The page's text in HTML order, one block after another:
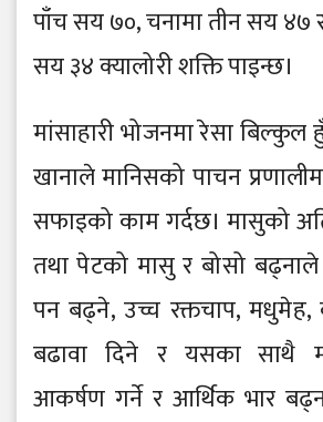
पाँच सय ७०, चनामा तीन सय ४७
सय ३४ क्यालो री शक्ति पाइन्छ।
मांसाहारी भो जनमा रे सा
खानाले मानिसको पाचन
सफाइको काम गर्दछ। मासुको
तथा पे टको मासु र बो सो
पन बढ्ने , उच्च रक्तचाप, मधुमे ह,
बढावा दिने र यसका साथै
आकर्षण गर्ने र आर्थिक भार